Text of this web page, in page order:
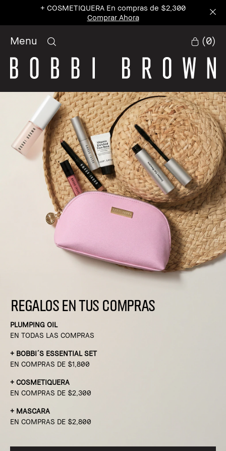
+ COSMETIQUERA En compras de $2,300
Comprar Ahora
Menu (0)
REGALOS EN TUS COMPRAS
PLUMPING OIL
EN TODAS LAS COMPRAS
+ BOBBI´S ESSENTIAL SET
EN COMPRAS DE $1,800
+ COSMETIQUERA
EN COMPRAS DE $2,300
+ MASCARA
EN COMPRAS DE $2,800